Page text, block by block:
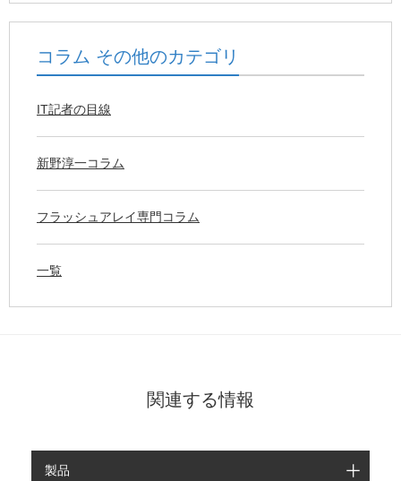
コラム その他のカテゴリ
IT記者の目線
新野淳一コラム
フラッシュアレイ専門コラム
一覧
関連する情報
製品